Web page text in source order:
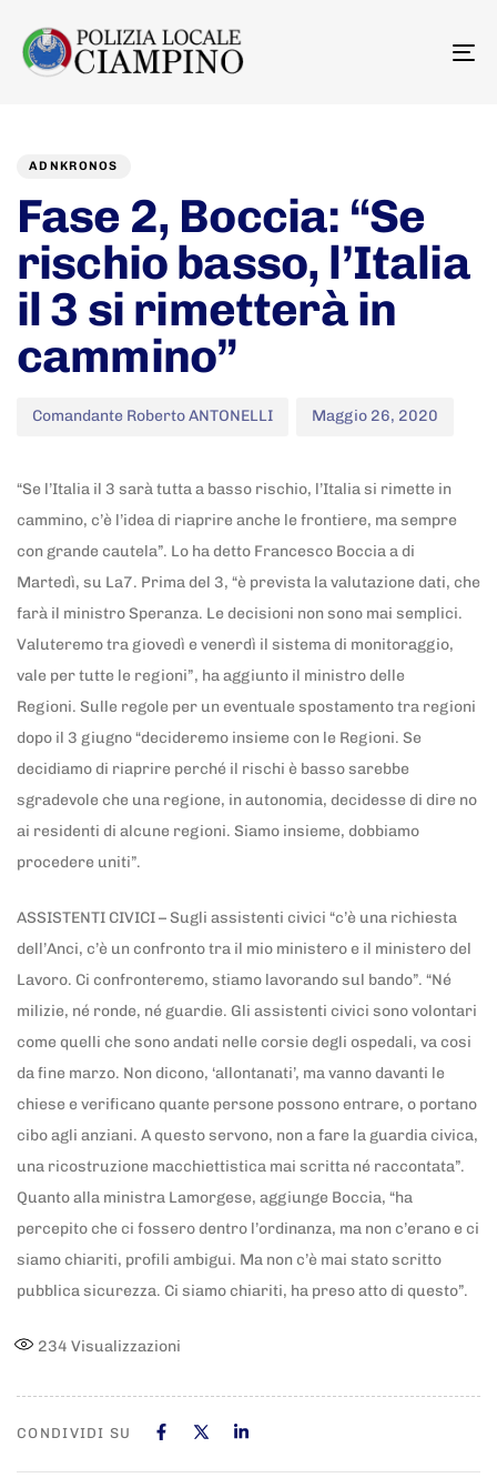
ADNKRONOS
Fase 2, Boccia: “Se
rischio basso, l’Italia
il 3 si rimetterà in
cammino”
Comandante Roberto ANTONELLI Maggio 26, 2020
“Se l’Italia il 3 sarà tutta a basso rischio, l’Italia si rimette in
cammino, c’è l’idea di riaprire anche le frontiere, ma sempre
con grande cautela”. Lo ha detto Francesco Boccia a di
Martedì, su La7. Prima del 3, “è prevista la valutazione dati, che
farà il ministro Speranza. Le decisioni non sono mai semplici.
Valuteremo tra giovedì e venerdì il sistema di monitoraggio,
vale per tutte le regioni”, ha aggiunto il ministro delle
Regioni. Sulle regole per un eventuale spostamento tra regioni
dopo il 3 giugno “decideremo insieme con le Regioni. Se
decidiamo di riaprire perché il rischi è basso sarebbe
sgradevole che una regione, in autonomia, decidesse di dire no
ai residenti di alcune regioni. Siamo insieme, dobbiamo
procedere uniti”.
ASSISTENTI CIVICI – Sugli assistenti civici “c’è una richiesta
dell’Anci, c’è un confronto tra il mio ministero e il ministero del
Lavoro. Ci confronteremo, stiamo lavorando sul bando”. “Né
milizie, né ronde, né guardie. Gli assistenti civici sono volontari
come quelli che sono andati nelle corsie degli ospedali, va cosi
da fine marzo. Non dicono, ‘allontanati’, ma vanno davanti le
chiese e verificano quante persone possono entrare, o portano
cibo agli anziani. A questo servono, non a fare la guardia civica,
una ricostruzione macchiettistica mai scritta né raccontata”.
Quanto alla ministra Lamorgese, aggiunge Boccia, “ha
percepito che ci fossero dentro l’ordinanza, ma non c’erano e ci
siamo chiariti, profili ambigui. Ma non c’è mai stato scritto
pubblica sicurezza. Ci siamo chiariti, ha preso atto di questo”.
234 Visualizzazioni
CONDIVIDI SU